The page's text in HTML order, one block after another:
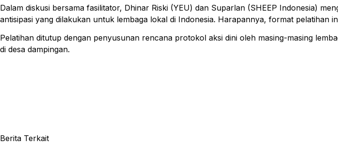
Dalam diskusi bersama fasilitator, Dhinar Riski (YEU) dan Suparlan (SHEEP Indonesia)
antisipasi yang dilakukan untuk lembaga lokal di Indonesia. Harapannya, format pelatihan
Pelatihan ditutup dengan penyusunan rencana protokol aksi dini oleh masing-masing
di desa dampingan.
Berita Terkait